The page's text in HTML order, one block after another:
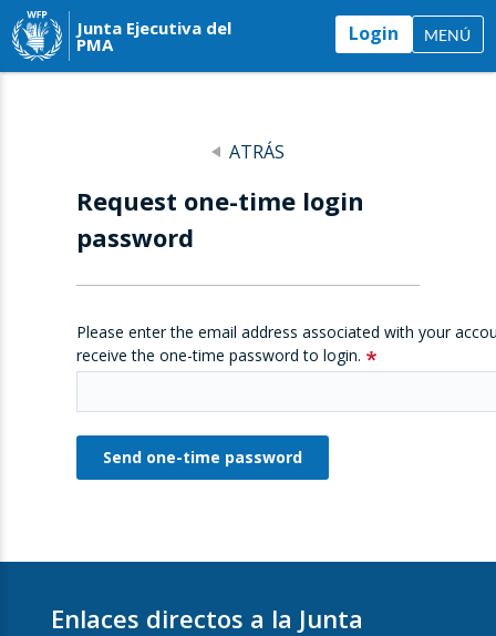
Junta Ejecutiva del
PMA Login MENÚ
ATRÁS
Request one-time login
password
Please enter the email address associated with your
receive the one-time password to login.
Enlaces directos a la Junta